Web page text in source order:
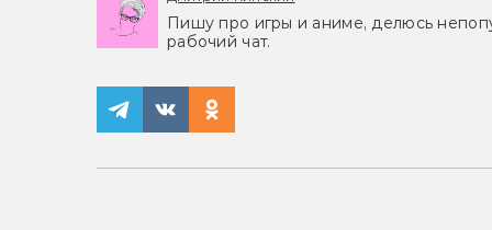
Пишу про игры и аниме, делюсь
рабочий чат.